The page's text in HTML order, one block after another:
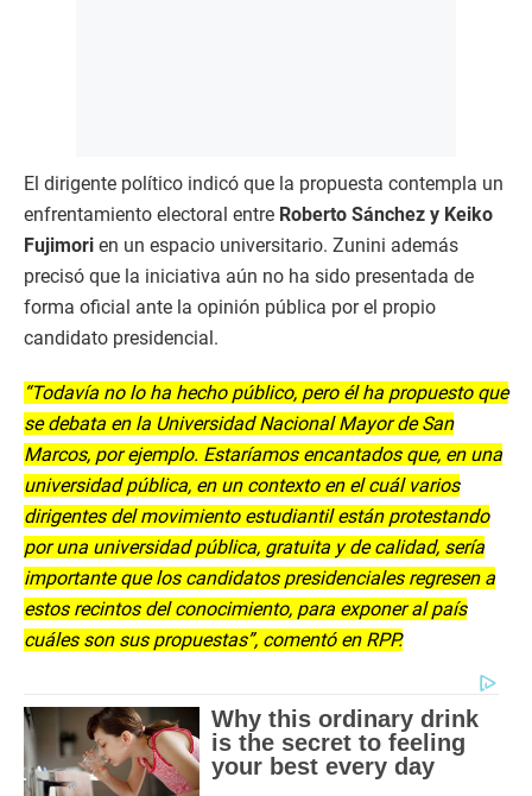
El dirigente político indicó que la propuesta contempla un
enfrentamiento electoral entre Roberto Sánchez y Keiko
Fujimori en un espacio universitario. Zunini además
precisó que la iniciativa aún no ha sido presentada de
forma oficial ante la opinión pública por el propio
candidato presidencial.
“Todavía no lo ha hecho público, pero él ha propuesto que
se debata en la Universidad Nacional Mayor de San
Marcos, por ejemplo. Estaríamos encantados que, en una
universidad pública, en un contexto en el cuál varios
dirigentes del movimiento estudiantil están protestando
por una universidad pública, gratuita y de calidad, sería
importante que los candidatos presidenciales regresen a
estos recintos del conocimiento, para exponer al país
cuáles son sus propuestas”, comentó en RPP.